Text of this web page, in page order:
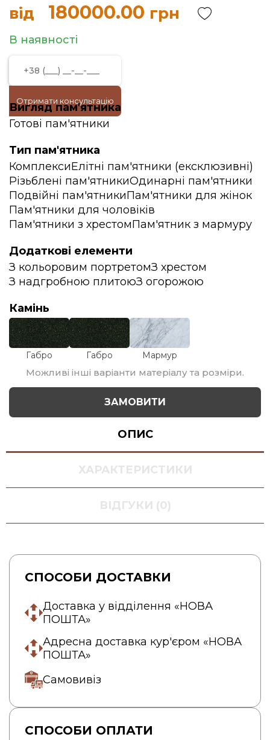
від 180000.00 грн
В наявності
Отримати консультацію
Вигляд пам'ятника
Готові пам'ятники
Тип пам'ятника
КомплексиЕлітні пам'ятники (ексклюзивні)
Різьблені пам'ятникиОдинарні пам'ятники
Подвійні пам'ятникиПам'ятники для жінок
Пам'ятники для чоловіків
Пам'ятники з хрестомПам'ятник з мармуру
Додаткові елементи
З кольоровим портретомЗ хрестом
З надгробною плитоюЗ огорожою
Камінь
Габро Габро Мармур
Можливі інші варіанти матеріалу та розміри.
ЗАМОВИТИ
ОПИС
ХАРАКТЕРИСТИКИ
ВІДГУКИ (0)
СПОСОБИ ДОСТАВКИ
Доставка у відділення «НОВА
ПОШТА»
Адресна доставка кур'єром «НОВА
ПОШТА»
Самовивіз
СПОСОБИ ОПЛАТИ